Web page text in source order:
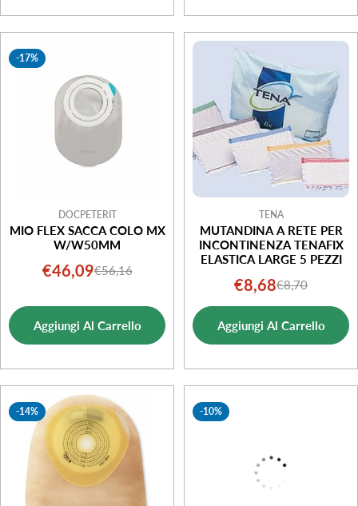
-17%
DOCPETERIT
MIO FLEX SACCA COLO MX
W/W50MM
Prezzo
vendita
€46,09Prezzo
€56,16
Aggiungi Al Carrello
TENA
MUTANDINA A RETE PER
INCONTINENZA TENAFIX
ELASTICA LARGE 5 PEZZI
Prezzo
di
vendita
€8,68Prezzo
normale
€8,70
Aggiungi Al Carrello
-14% -10%